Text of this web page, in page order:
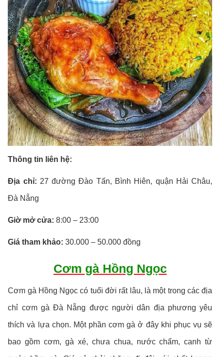
Thông tin liên hệ:
Địa chỉ: 27 đường Đào Tấn, Bình Hiên, quận Hải Châu,
Đà Nẵng
Giờ mở cửa: 8:00 – 23:00
Giá tham khảo: 30.000 – 50.000 đồng
Cơm gà Hồng Ngọc
Cơm gà Hồng Ngọc có tuổi đời rất lâu, là một trong các địa
chỉ cơm gà Đà Nẵng được người dân địa phương yêu
thích và lựa chọn. Một phần cơm gà ở đây khi phục vụ sẽ
bao gồm cơm, gà xé, chưa chua, nước chấm, canh từ